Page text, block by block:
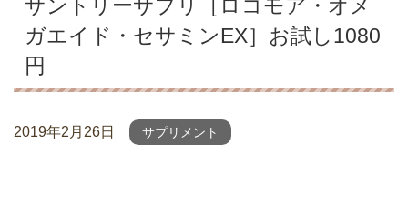
サントリーサプリ［ロコモア・オメ
ガエイド・セサミンEX］お試し1080
円
2019年2月26日 サプリメント